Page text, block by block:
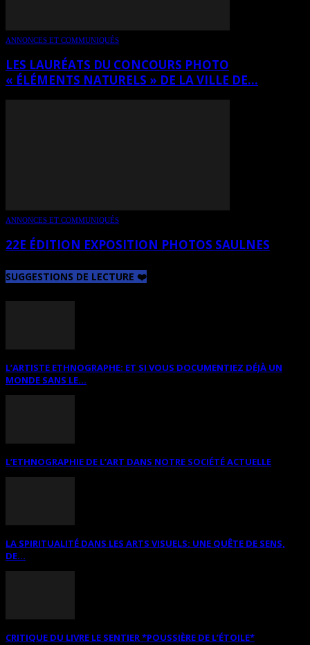
ANNONCES ET COMMUNIQUÉS
LES LAURÉATS DU CONCOURS PHOTO
« ÉLÉMENTS NATURELS » DE LA VILLE DE...
ANNONCES ET COMMUNIQUÉS
22E ÉDITION EXPOSITION PHOTOS SAULNES
SUGGESTIONS DE LECTURE ❤️
L’ARTISTE ETHNOGRAPHE: ET SI VOUS DOCUMENTIEZ DÉJÀ UN
MONDE SANS LE...
L’ETHNOGRAPHIE DE L’ART DANS NOTRE SOCIÉTÉ ACTUELLE
LA SPIRITUALITÉ DANS LES ARTS VISUELS: UNE QUÊTE DE SENS,
DE...
CRITIQUE DU LIVRE LE SENTIER *POUSSIÈRE DE L’ÉTOILE*